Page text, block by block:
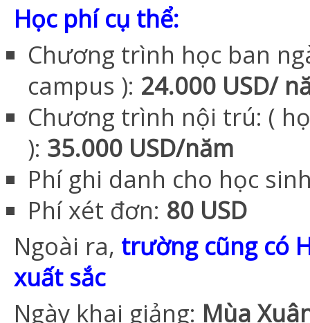
Học phí cụ thể:
Chương trình học ban
campus ): 24.000 USD/
Chương trình nội trú: (
): 35.000 USD/năm
Phí ghi danh cho học
Phí xét đơn: 80 USD
Ngoài ra, trường cũng có
xuất sắc
Ngày khai giảng: Mùa